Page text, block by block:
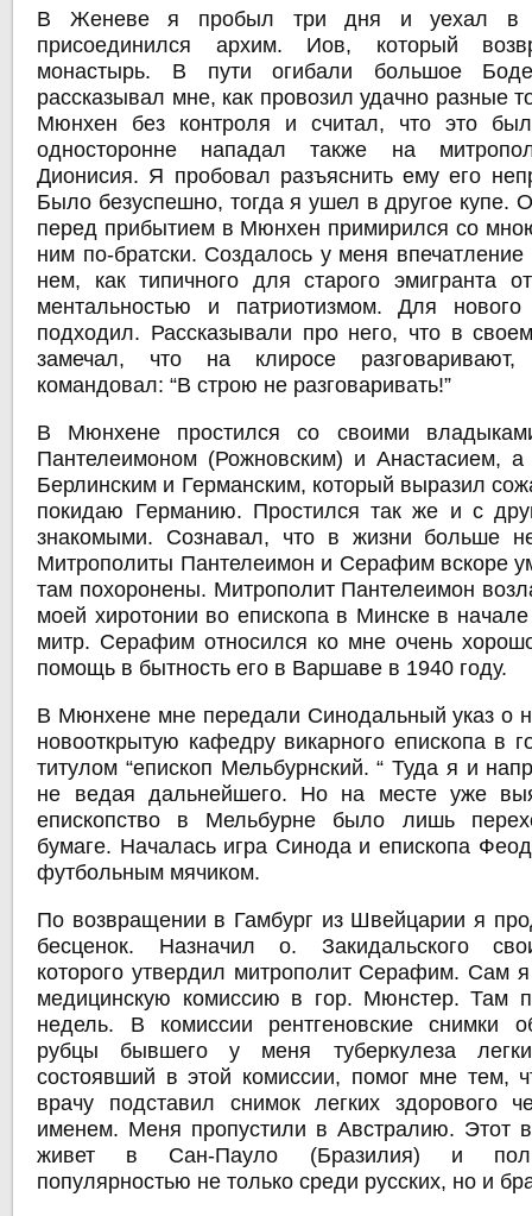
В Женеве я пробыл три дня и уехал в
присоединился архим. Иов, который
монастырь. В пути огибали большое
рассказывал мне, как провозил удачно разные
Мюнхен без контроля и считал, что это
односторонне нападал также на
Дионисия. Я пробовал разъяснить ему его
Было безуспешно, тогда я ушел в другое купе.
перед прибытием в Мюнхен примирился со
ним по-братски. Создалось у меня впечатление
нем, как типичного для старого эмигранта
ментальностью и патриотизмом. Для
подходил. Рассказывали про него, что в
замечал, что на клиросе
командовал: “В строю не разговаривать!”
В Мюнхене простился со своими
Пантелеимоном (Рожновским) и Анастасием,
Берлинским и Германским, который выразил
покидаю Германию. Простился так же и с
знакомыми. Сознавал, что в жизни больше
Митрополиты Пантелеимон и Серафим вскоре
там похоронены. Митрополит Пантелеимон
моей хиротонии во епископа в Минске в
митр. Серафим относился ко мне очень
помощь в бытность его в Варшаве в 1940 году.
В Мюнхене мне передали Синодальный указ о
новооткрытую кафедру викарного епископа в
титулом “епископ Мельбурнский. “ Туда я и
не ведая дальнейшего. Но на месте уже
епископство в Мельбурне было лишь
бумаге. Началась игра Синода и епископа
футбольным мячиком.
По возвращении в Гамбург из Швейцарии я
бесценок. Назначил о. Закидальского
которого утвердил митрополит Серафим. Сам
медицинскую комиссию в гор. Мюнстер. Там
недель. В комиссии рентгеновские снимки
рубцы бывшего у меня туберкулеза
состоявший в этой комиссии, помог мне тем,
врачу подставил снимок легких здорового
именем. Меня пропустили в Австралию. Этот
живет в Сан-Пауло (Бразилия) и
популярностью не только среди русских, но и